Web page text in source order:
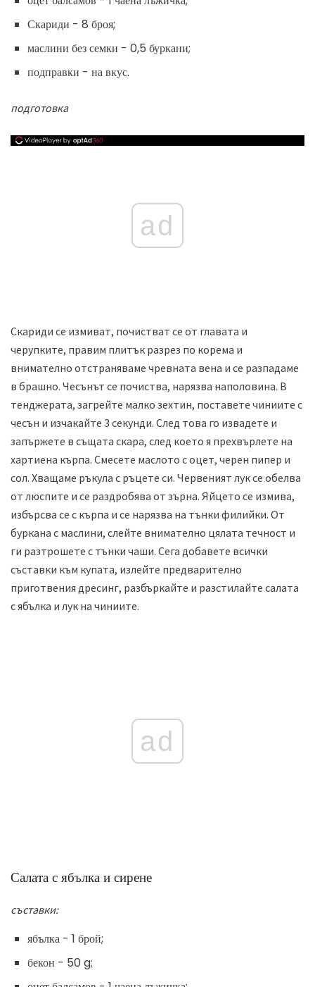
Скариди - 8 броя;
маслини без семки - 0,5 буркани;
подправки - на вкус.
подготовка
ad
Скариди се измиват, почистват се от главата и
черупките, правим плитък разрез по корема и
внимателно отстраняваме чревната вена и се разпадаме
в брашно. Чесънът се почиства, нарязва наполовина. В
тенджерата, загрейте малко зехтин, поставете чиниите с
чесън и изчакайте 3 секунди. След това го извадете и
запържете в същата скара, след което я прехвърлете на
хартиена кърпа. Смесете маслото с оцет, черен пипер и
сол. Хващаме ръкула с ръцете си. Червеният лук се обелва
от люспите и се раздробява от зърна. Яйцето се измива,
избърсва се с кърпа и се нарязва на тънки филийки. От
буркана с маслини, слейте внимателно цялата течност и
ги разтрошете с тънки чаши. Сега добавете всички
съставки към купата, излейте предварително
приготвения дресинг, разбъркайте и разстилайте салата
с ябълка и лук на чиниите.
ad
Салата с ябълка и сирене
съставки:
ябълка - 1 брой;
бекон - 50 g;